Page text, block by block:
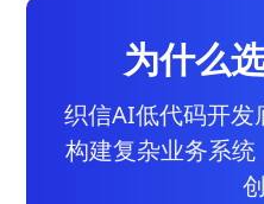
为什么
织信AI低代码开发
构建复杂业务系